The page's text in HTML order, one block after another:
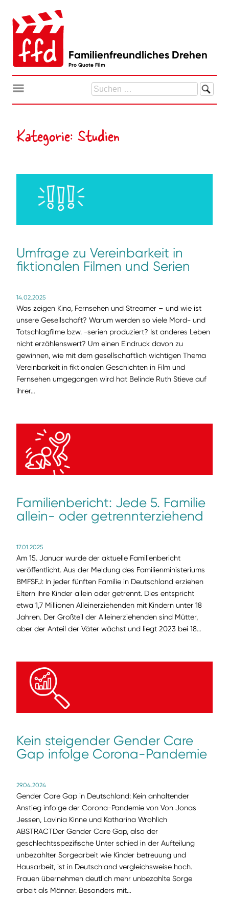
Inhalt
springen
Familienfreundliches Drehen
Pro Quote Film
Suchen
Kategorie:Studien
Umfrage zu Vereinbarkeit in
fiktionalen Filmen und Serien
14.02.2025
Was zeigen Kino, Fernsehen und Streamer – und wie ist
unsere Gesellschaft? Warum werden so viele Mord- und
Totschlagfilme bzw. -serien produziert? Ist anderes Leben
nicht erzählenswert? Um einen Eindruck davon zu
gewinnen, wie mit dem gesellschaftlich wichtigen Thema
Vereinbarkeit in fiktionalen Geschichten in Film und
Fernsehen umgegangen wird hat Belinde Ruth Stieve auf
ihrer…
Familienbericht: Jede 5. Familie
allein- oder getrennterziehend
17.01.2025
Am 15. Januar wurde der aktuelle Familienbericht
veröffentlicht. Aus der Meldung des Familienministeriums
BMFSFJ: In jeder fünften Familie in Deutschland erziehen
Eltern ihre Kinder allein oder getrennt. Dies entspricht
etwa 1,7 Millionen Alleinerziehenden mit Kindern unter 18
Jahren. Der Großteil der Alleinerziehenden sind Mütter,
aber der Anteil der Väter wächst und liegt 2023 bei 18…
Kein steigender Gender Care
Gap infolge Corona-Pandemie
29.04.2024
Gender Care Gap in Deutschland: Kein anhaltender
Anstieg infolge der Corona-Pandemie von Von Jonas
Jessen, Lavinia Kinne und Katharina Wrohlich
ABSTRACTDer Gender Care Gap, also der
geschlechtsspezifische Unter schied in der Aufteilung
unbezahlter Sorgearbeit wie Kinder betreuung und
Hausarbeit, ist in Deutschland vergleichsweise hoch.
Frauen übernehmen deutlich mehr unbezahlte Sorge
arbeit als Männer. Besonders mit…